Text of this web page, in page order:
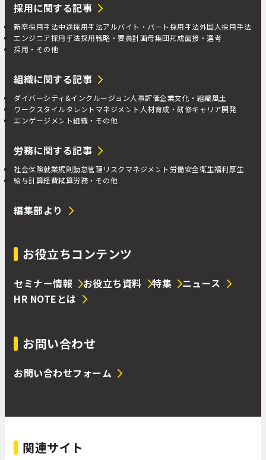
採用に関する記事
新卒採用手法中途採用手法アルバイト・パート採用手法外国人採用手法
エンジニア採用手法採用戦略・要員計画母集団形成面接・選考
採用・その他
組織に関する記事
ダイバーシティ&インクルージョン人事評価企業文化・組織風土
ワークスタイルタレントマネジメント 人材育成・研修キャリア開発
エンゲージメント組織・その他
労務に関する記事
社会保険就業規則勤怠管理 リスクマネジメント 労働安全衛生福利厚生
給与計算経費精算労務・その他
編集部より
お役立ちコンテンツ
セミナー情報 お役立ち資料 特集
ニュース
HR NOTEとは
お問い合わせ
お問い合わせフォーム
関連サイト